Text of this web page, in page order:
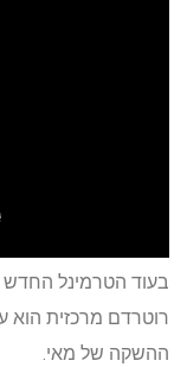
בעוד הטרמינל
רוטרדם מרכזית הוא
ההשקה של מאי.